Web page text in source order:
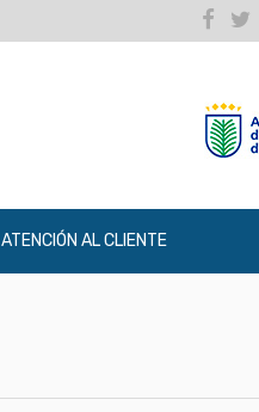
ATENCIÓN AL CLIENTE